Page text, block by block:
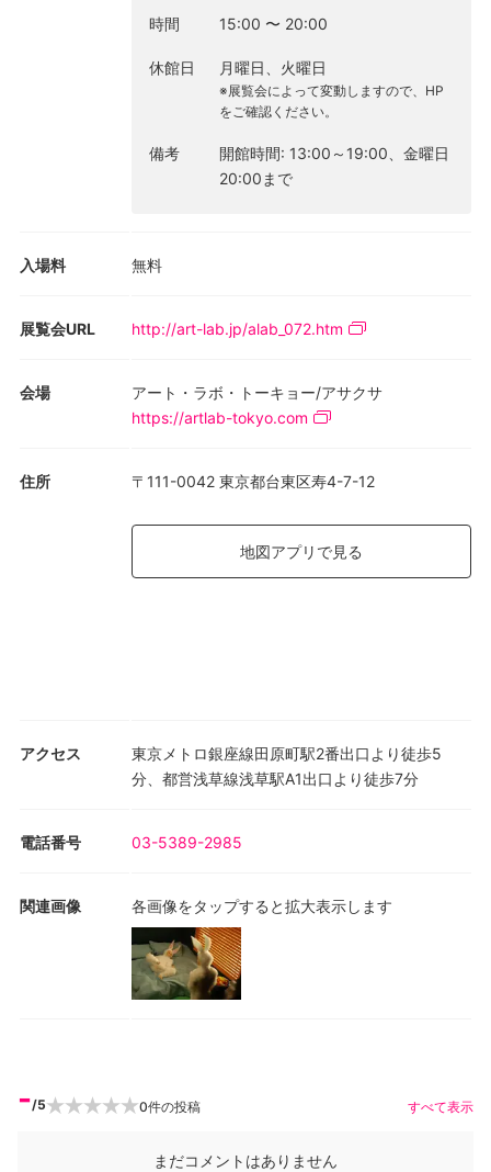
時間
15:00 〜 20:00
休館日 月曜日、火曜日
※展覧会によって変動しますので、HP
をご確認ください。
備考
開館時間: 13:00～19:00、金曜日
20:00まで
入場料 無料
展覧会URL http://art-lab.jp/alab_072.htm
会場
アート・ラボ・トーキョー/アサクサ
https://artlab-tokyo.com
住所 〒111-0042 東京都台東区寿4-7-12
地図アプリで見る
アクセス
東京メトロ銀座線田原町駅2番出口より徒歩5
分、都営浅草線浅草駅A1出口より徒歩7分
電話番号 03-5389-2985
関連画像 各画像をタップすると拡大表示します
-/5 0件の投稿 すべて表示
まだコメントはありません